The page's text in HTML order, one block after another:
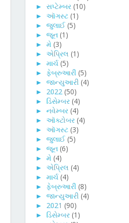
► સપ્ટેમ્બર (10)
► ઑગસ્ટ (1)
► જુલાઈ (5)
► જૂન (1)
► મે (3)
► એપ્રિલ (1)
► માર્ચ (5)
► ફેબ્રુઆરી (5)
► જાન્યુઆરી (4)
► 2022 (50)
► ડિસેમ્બર (4)
► નવેમ્બર (4)
► ઑક્ટોબર (4)
► ઑગસ્ટ (3)
► જુલાઈ (5)
► જૂન (6)
► મે (4)
► એપ્રિલ (4)
► માર્ચ (4)
► ફેબ્રુઆરી (8)
► જાન્યુઆરી (4)
► 2021 (90)
► ડિસેમ્બર (1)